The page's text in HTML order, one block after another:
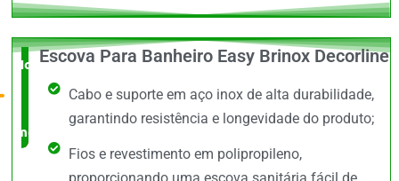
Novidade
no
mercado
Escova Para Banheiro Easy Brinox Decorline
Cabo e suporte em aço inox de alta durabilidade,
garantindo resistência e longevidade do produto;
Fios e revestimento em polipropileno,